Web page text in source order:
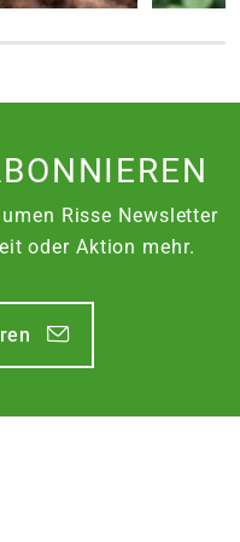
Risse Newsletter
oder Aktion mehr.